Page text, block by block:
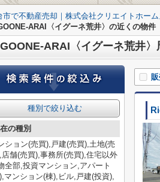
市で不動産売却｜株式会社クリエイトホー
ARAI〈イグーネ荒井〉の近くの物件
ARAI〈イグーネ荒井〉
種別で絞り込む
の種別
ション(売買),戸建(売買),土地(売
店舗(売買),事務所(売買),住宅以外
全部,投資マンション,アパート
マンション(棟),ビル,戸建(投資),